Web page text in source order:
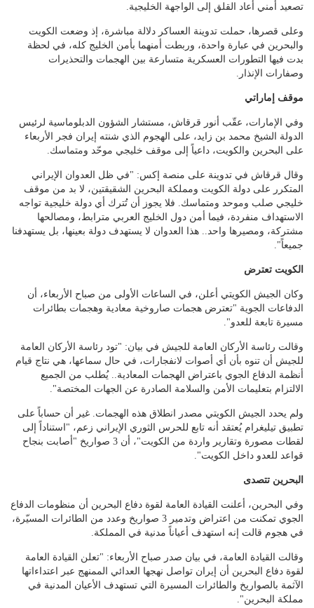
تصعيد أمني أعاد القلق إلى الواجهة الخليجية.
وعلى قصرها، حملت تدوينة العساكر دلالة مباشرة، إذ وضعت الكويت
والبحرين في عبارة واحدة، وربطت أمنهما بأمن الخليج كله، في لحظة
بدت فيها التطورات العسكرية متسارعة بين الهجمات والتحذيرات
وصفارات الإنذار.
موقف إماراتي
وفي الإمارات، عقّب أنور قرقاش، مستشار الشؤون الدبلوماسية لرئيس
الدولة الشيخ محمد بن زايد، على الهجوم الذي شنته إيران فجر الأربعاء
على البحرين والكويت، داعياً إلى موقف خليجي موحّد ومتماسك.
وقال قرقاش في تدوينة على منصة إكس: "في ظل العدوان الإيراني
المتكرر على دولة الكويت ومملكة البحرين الشقيقتين، لا بد من موقف
خليجي صلب وموحد ومتماسك. فلا يجوز أن تُترك أي دولة خليجية تواجه
الاستهداف منفردة، فيما أمن دول الخليج العربي مترابط، ومصالحها
مشتركة، ومصيرها واحد.. هذا العدوان لا يستهدف دولة بعينها، بل يستهدفنا
جميعاً".
الكويت تعترض
وكان الجيش الكويتي أعلن، في الساعات الأولى من صباح الأربعاء، أن
الدفاعات الجوية "تعترض هجمات صاروخية معادية وهجمات بطائرات
مسيرة تابعة للعدو".
وقالت رئاسة الأركان العامة للجيش في بيان: "تود رئاسة الأركان العامة
للجيش أن تنوه بأن أي أصوات لانفجارات، في حال سماعها، هي نتاج قيام
أنظمة الدفاع الجوي باعتراض الهجمات المعادية.. يُطلب من الجميع
الالتزام بتعليمات الأمن والسلامة الصادرة عن الجهات المختصة".
ولم يحدد الجيش الكويتي مصدر انطلاق هذه الهجمات. غير أن حساباً على
تطبيق تيليغرام يُعتقد أنه تابع للحرس الثوري الإيراني زعم، "استناداً إلى
لقطات مصورة وتقارير واردة من الكويت"، أن 3 صواريخ "أصابت بنجاح
قواعد للعدو داخل الكويت".
البحرين تتصدى
وفي البحرين، أعلنت القيادة العامة لقوة دفاع البحرين أن منظومات الدفاع
الجوي تمكنت من اعتراض وتدمير 3 صواريخ وعدد من الطائرات المسيّرة،
في هجوم قالت إنه استهدف أعياناً مدنية في المملكة.
وقالت القيادة العامة، في بيان صدر صباح الأربعاء: "تعلن القيادة العامة
لقوة دفاع البحرين أن إيران تواصل نهجها العدائي الممنهج عبر اعتداءاتها
الآثمة بالصواريخ والطائرات المسيرة التي تستهدف الأعيان المدنية في
مملكة البحرين".